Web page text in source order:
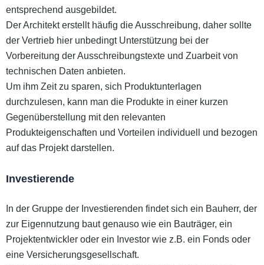
entsprechend ausgebildet.
Der Architekt erstellt häufig die Ausschreibung, daher sollte
der Vertrieb hier unbedingt Unterstützung bei der
Vorbereitung der Ausschreibungstexte und Zuarbeit von
technischen Daten anbieten.
Um ihm Zeit zu sparen, sich Produktunterlagen
durchzulesen, kann man die Produkte in einer kurzen
Gegenüberstellung mit den relevanten
Produkteigenschaften und Vorteilen individuell und bezogen
auf das Projekt darstellen.
Investierende
In der Gruppe der Investierenden findet sich ein Bauherr, der
zur Eigennutzung baut genauso wie ein Bauträger, ein
Projektentwickler oder ein Investor wie z.B. ein Fonds oder
eine Versicherungsgesellschaft.